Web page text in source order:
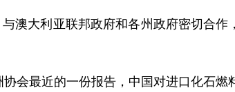
澳大利亚联邦政府和各州政府密切合
会最近的一份报告，中国对进口化石